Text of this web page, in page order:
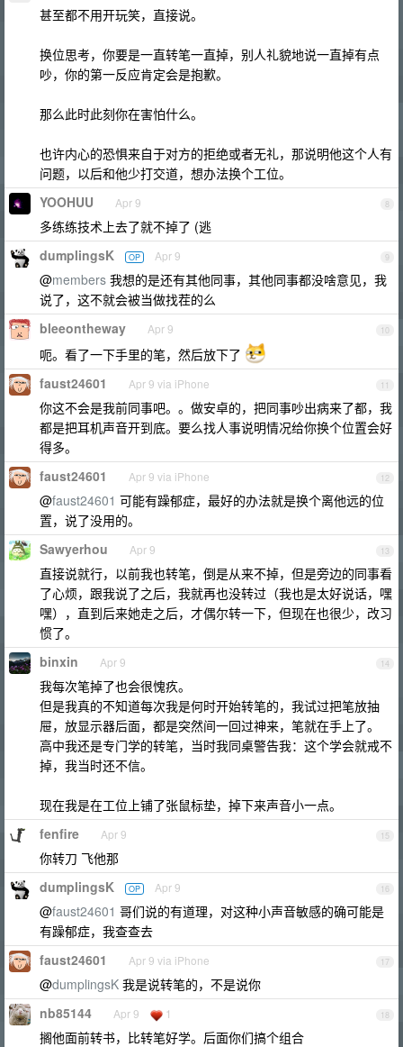
甚至都不用开玩笑，直接说。
换位思考，你要是一直转笔一直掉，别人礼貌地说一直掉有点
吵，你的第一反应肯定会是抱歉。
那么此时此刻你在害怕什么。
也许内心的恐惧来自于对方的拒绝或者无礼，那说明他这个人有
问题，以后和他少打交道，想办法换个工位。
8
YOOHUU Apr 9
多练练技术上去了就不掉了 (逃
9
dumplingsK OP Apr 9
@members 我想的是还有其他同事，其他同事都没啥意见，我
说了，这不就会被当做找茬的么
10
bleeontheway Apr 9
呃。看了一下手里的笔，然后放下了
11
faust24601 Apr 9 via iPhone
你这不会是我前同事吧。。做安卓的，把同事吵出病来了都，我
都是把耳机声音开到底。要么找人事说明情况给你换个位置会好
得多。
12
faust24601 Apr 9 via iPhone
@faust24601 可能有躁郁症，最好的办法就是换个离他远的位
置，说了没用的。
13
Sawyerhou Apr 9
直接说就行，以前我也转笔，倒是从来不掉，但是旁边的同事看
了心烦，跟我说了之后，我就再也没转过（我也是太好说话，嘿
嘿），直到后来她走之后，才偶尔转一下，但现在也很少，改习
惯了。
14
binxin Apr 9
我每次笔掉了也会很愧疚。
但是我真的不知道每次我是何时开始转笔的，我试过把笔放抽
屉，放显示器后面，都是突然间一回过神来，笔就在手上了。
高中我还是专门学的转笔，当时我同桌警告我：这个学会就戒不
掉，我当时还不信。
现在我是在工位上铺了张鼠标垫，掉下来声音小一点。
15
fenfire Apr 9
你转刀 飞他那
16
dumplingsK OP Apr 9
@faust24601 哥们说的有道理，对这种小声音敏感的确可能是
有躁郁症，我查查去
17
faust24601 Apr 9 via iPhone
@dumplingsK 我是说转笔的，不是说你
18
nb85144 Apr 9 1
搁他面前转书，比转笔好学。后面你们搞个组合